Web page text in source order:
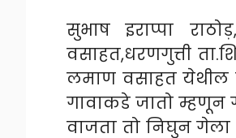
सुभाष इराप्पा
वसाहत,धरणगुत्ती
लमाण वसाहत येथील
गावाकडे जातो म्हणून
वाजता तो निघुन गेला